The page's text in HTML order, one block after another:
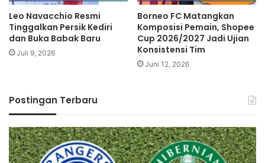
Leo Navacchio Resmi
Tinggalkan Persik Kediri
dan Buka Babak Baru
Juli 9, 2026
Borneo FC Matangkan
Komposisi Pemain, Shopee
Cup 2026/2027 Jadi Ujian
Konsistensi Tim
Juni 12, 2026
Postingan Terbaru